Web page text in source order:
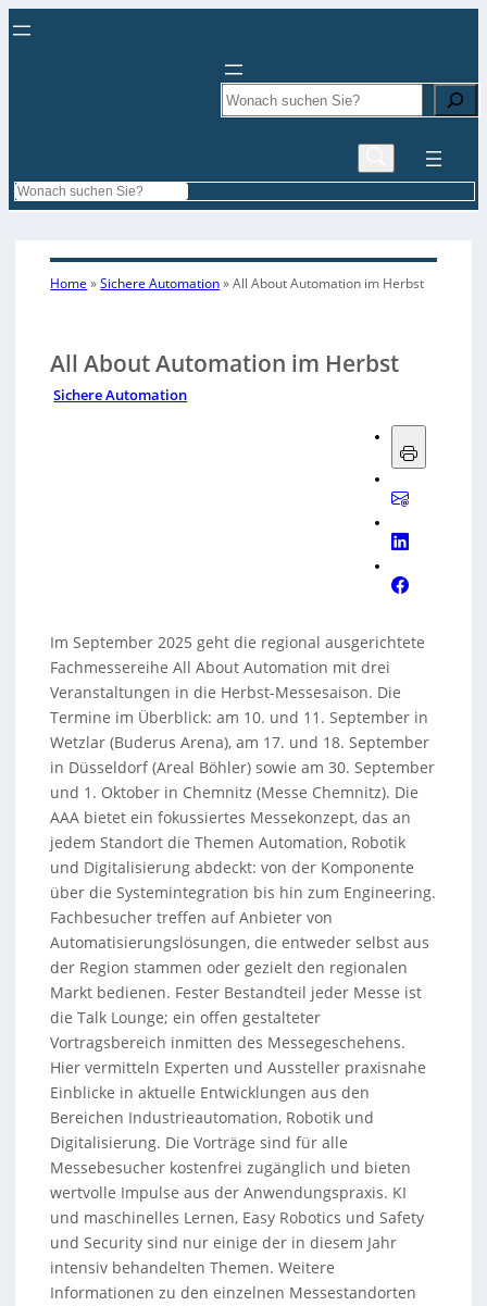
Search
Search
Home »Sichere Automation»All About Automation im Herbst
All About Automation im Herbst
Sichere Automation
Im September 2025 geht die regional ausgerichtete
Fachmessereihe All About Automation mit drei
Veranstaltungen in die Herbst-Messesaison. Die
Termine im Überblick: am 10. und 11. September in
Wetzlar (Buderus Arena), am 17. und 18. September
in Düsseldorf (Areal Böhler) sowie am 30. September
und 1. Oktober in Chemnitz (Messe Chemnitz). Die
AAA bietet ein fokussiertes Messekonzept, das an
jedem Standort die Themen Automation, Robotik
und Digitalisierung abdeckt: von der Komponente
über die Systemintegration bis hin zum Engineering.
Fachbesucher treffen auf Anbieter von
Automatisierungslösungen, die entweder selbst aus
der Region stammen oder gezielt den regionalen
Markt bedienen. Fester Bestandteil jeder Messe ist
die Talk Lounge; ein offen gestalteter
Vortragsbereich inmitten des Messegeschehens.
Hier vermitteln Experten und Aussteller praxisnahe
Einblicke in aktuelle Entwicklungen aus den
Bereichen Industrieautomation, Robotik und
Digitalisierung. Die Vorträge sind für alle
Messebesucher kostenfrei zugänglich und bieten
wertvolle Impulse aus der Anwendungspraxis. KI
und maschinelles Lernen, Easy Robotics und Safety
und Security sind nur einige der in diesem Jahr
intensiv behandelten Themen. Weitere
Informationen zu den einzelnen Messestandorten